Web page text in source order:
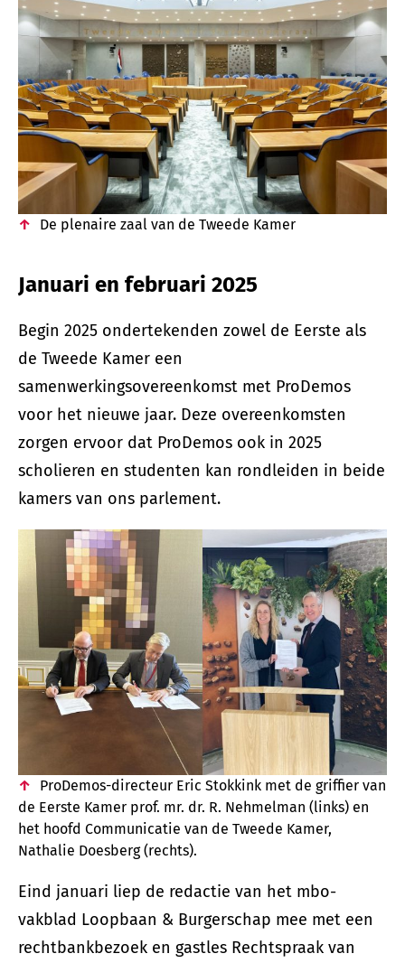
De plenaire zaal van de Tweede Kamer
Januari en februari 2025
Begin 2025 ondertekenden zowel de Eerste als
de Tweede Kamer een
samenwerkingsovereenkomst met ProDemos
voor het nieuwe jaar. Deze overeenkomsten
zorgen ervoor dat ProDemos ook in 2025
scholieren en studenten kan rondleiden in beide
kamers van ons parlement.
ProDemos-directeur Eric Stokkink met de griffier van
de Eerste Kamer prof. mr. dr. R. Nehmelman (links) en
het hoofd Communicatie van de Tweede Kamer,
Nathalie Doesberg (rechts).
Eind januari liep de redactie van het mbo-
vakblad Loopbaan & Burgerschap mee met een
rechtbankbezoek en gastles Rechtspraak van